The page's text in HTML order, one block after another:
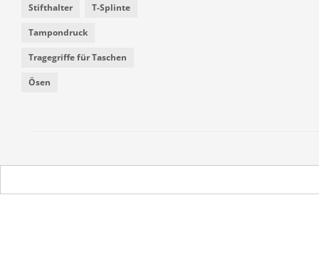
Stifthalter T-Splinte
Tampondruck
Tragegriffe für Taschen
Ösen